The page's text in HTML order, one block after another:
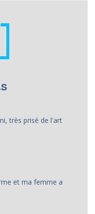
très prisé de l'art
et ma femme a